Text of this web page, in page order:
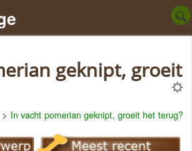
> In vacht pomerian geknipt, groeit het terug?